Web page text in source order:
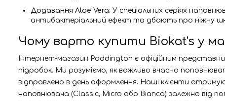
Додавання Aloe Vera: У спеціальних серіях
антибактеріальний ефект та дбають про ніжну
Чому варто купити Biokat's у
Інтернет-магазин Paddington є офіційним
підробок. Ми розуміємо, як важливо вчасно
відправлено в день оформлення. Наші клієнти
наповнювача (Classic, Micro або Bianco) залежно від